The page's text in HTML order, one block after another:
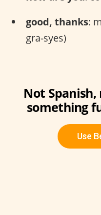
good, thanks:
gra-syes)
Not
something
Use